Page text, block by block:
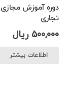
دوره آموزش مجازی
تجاری
500,000 ریال
اطلاعات بیشتر